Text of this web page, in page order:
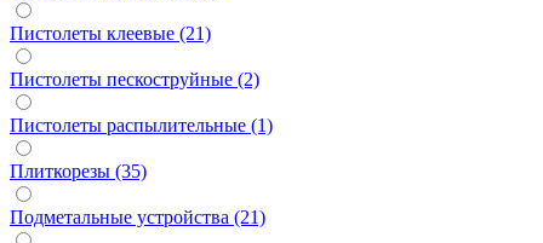
Пистолеты клеевые (21)
Пистолеты пескоструйные (2)
Пистолеты распылительные (1)
Плиткорезы (35)
Подметальные устройства (21)